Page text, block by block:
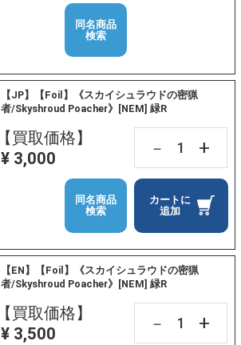
同名商品
検索
【JP】【Foil】《スカイシュラウドの密猟
者/Skyshroud Poacher》[NEM] 緑R
【買取価格】
¥ 3,000
－ +
カートに
追加
同名商品
検索
【EN】【Foil】《スカイシュラウドの密猟
者/Skyshroud Poacher》[NEM] 緑R
【買取価格】
¥ 3,500
－ +